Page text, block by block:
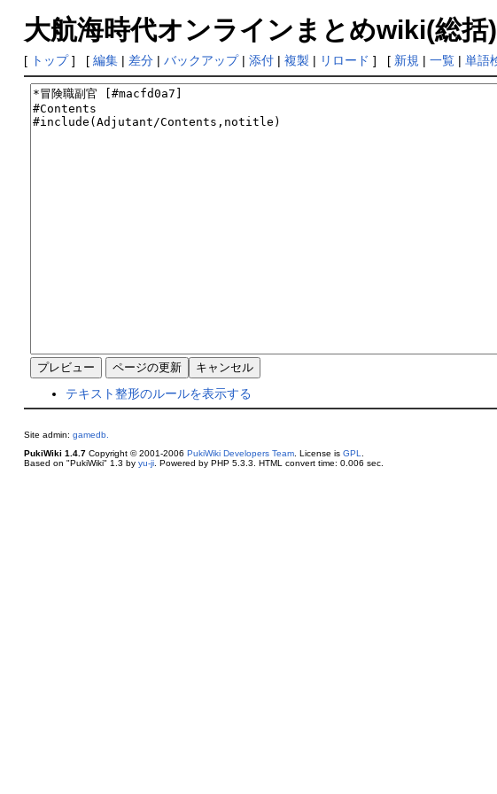
大航海時代オンラインまとめwiki(総括
[ トップ] [ 編集| 差分| バックアップ| 添付| 複製 | リロード ] [ 新規 | 一覧| 単語
テキスト整形のルールを表示する
Site admin: gamedb.
PukiWiki 1.4.7Copyright © 2001-2006 PukiWiki Developers Team. License is GPL
Based on "PukiWiki" 1.3 by yu-ji. Powered by PHP 5.3.3. HTML convert time: 0.006 sec.